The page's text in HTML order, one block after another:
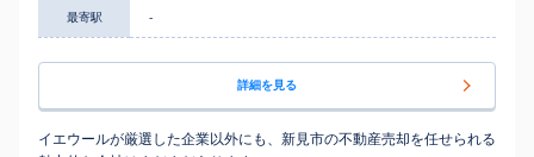
最寄駅 -
詳細を見る
イエウールが厳選した企業以外にも、新見市の不動産売却を任せられる